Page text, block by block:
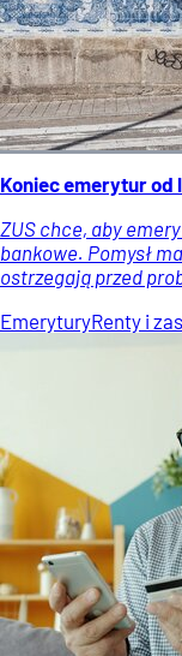
Koniec emerytur od
ZUS chce, aby
bankowe. Pomysł
ostrzegają przed
EmeryturyRenty i